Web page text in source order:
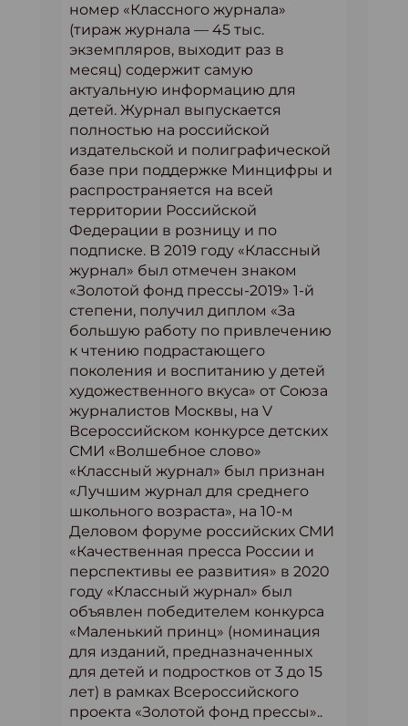
номер «Классного журнала»
(тираж журнала — 45 тыс.
экземпляров, выходит раз в
месяц) содержит самую
актуальную информацию для
детей. Журнал выпускается
полностью на российской
издательской и полиграфической
базе при поддержке Минцифры и
распространяется на всей
территории Российской
Федерации в розницу и по
подписке. В 2019 году «Классный
журнал» был отмечен знаком
«Золотой фонд прессы-2019» 1-й
степени, получил диплом «За
большую работу по привлечению
к чтению подрастающего
поколения и воспитанию у детей
художественного вкуса» от Союза
журналистов Москвы, на V
Всероссийском конкурсе детских
СМИ «Волшебное слово»
«Классный журнал» был признан
«Лучшим журнал для среднего
школьного возраста», на 10-м
Деловом форуме российских СМИ
«Качественная пресса России и
перспективы ее развития» в 2020
году «Классный журнал» был
объявлен победителем конкурса
«Маленький принц» (номинация
для изданий, предназначенных
для детей и подростков от 3 до 15
лет) в рамках Всероссийского
проекта «Золотой фонд прессы»..